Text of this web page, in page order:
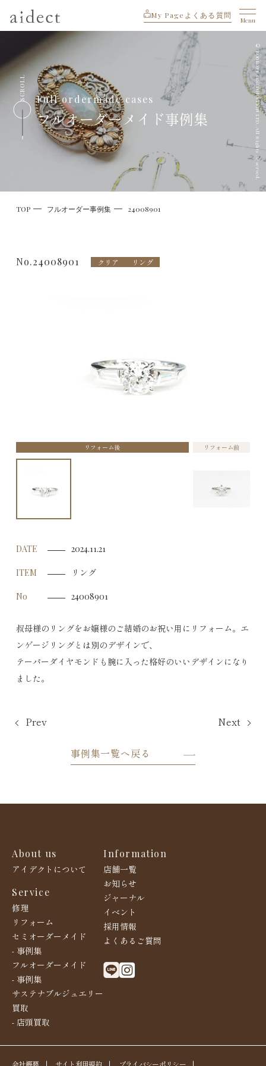
My Page よくある質問
Menu
Full ordermade cases
フルオーダーメイド事例集
SCROLL © BOOKOFF CORPORATION LTD. All Rights Reserved.
TOP フルオーダー事例集 24008901
No.24008901 クリア リング
リフォーム後 リフォーム前
DATE 2024.11.21
ITEM リング
No 24008901
叔母様のリングをお嬢様のご結婚のお祝い用にリフォーム。エ
ンゲージリングとは別のデザインで、
テーパーダイヤモンドも腕に入った格好のいいデザインになり
ました。
Prev Next
事例集一覧へ戻る
About us
アイデクトについて
Service
修理
リフォーム
セミオーダーメイド
- 事例集
フルオーダーメイド
- 事例集
サステナブルジュエリー
買取
- 店頭買取
Information
店舗一覧
お知らせ
ジャーナル
イベント
採用情報
よくあるご質問
会社概要 | サイト利用規約 | プライバシーポリシー|